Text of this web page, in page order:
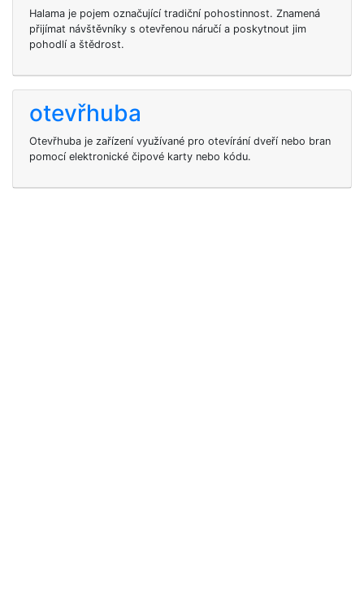
Halama je pojem označující tradiční pohostinnost. Znamená
přijímat návštěvníky s otevřenou náručí a poskytnout jim
pohodlí a štědrost.
otevřhuba
Otevřhuba je zařízení využívané pro otevírání dveří nebo bran
pomocí elektronické čipové karty nebo kódu.